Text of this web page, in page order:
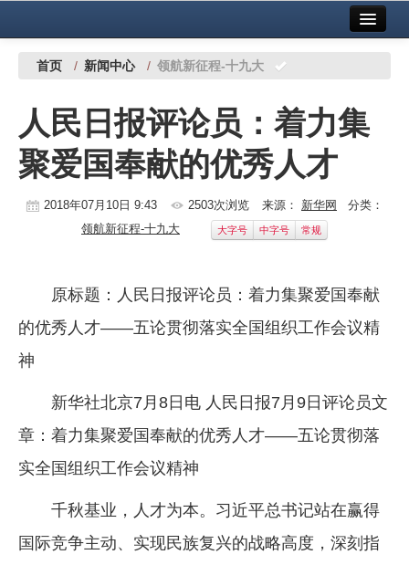
中国有色金属报社主办 广告服务
铜镍铅锌
铝
稀有稀土
镁钛
地矿 建设
党建工作
企业文化
《资源再生》杂志
行情报价
数字报
首页 / 新闻中心 / 领航新征程-十九大
人民日报评论员：着力集
聚爱国奉献的优秀人才
2018年07月10日 9:43 2503次浏览 来源： 新华网
分类：
领航新征程-十九大
大字号 中字号 常规
原标题：人民日报评论员：着力集聚爱国奉献
的优秀人才——五论贯彻落实全国组织工作会议精
神
新华社北京7月8日电 人民日报7月9日评论员文
章：着力集聚爱国奉献的优秀人才——五论贯彻落
实全国组织工作会议精神
千秋基业，人才为本。习近平总书记站在赢得
国际竞争主动、实现民族复兴的战略高度，深刻指